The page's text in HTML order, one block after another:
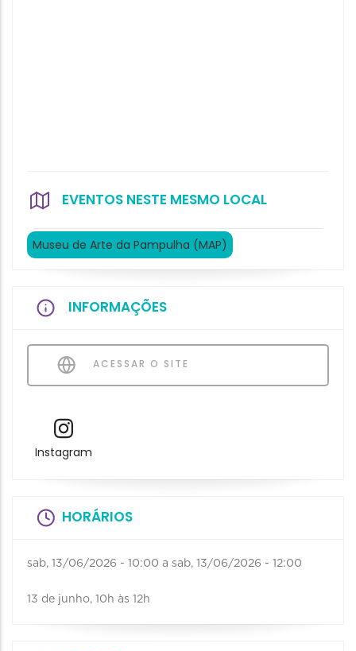
EVENTOS NESTE MESMO LOCAL
Museu de Arte da Pampulha (MAP)
INFORMAÇÕES
ACESSAR O SITE
Instagram
HORÁRIOS
sab, 13/06/2026 - 10:00 a sab, 13/06/2026 - 12:00
13 de junho, 10h às 12h